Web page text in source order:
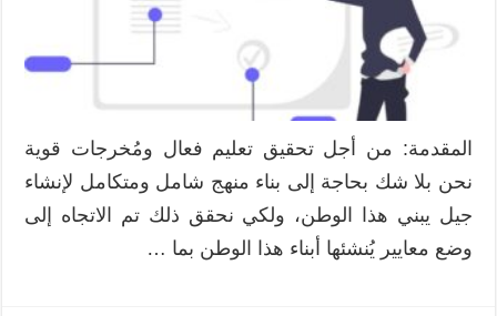
المستويات
المعيارية،
ومواصفات
الصياغة
مغلقة
المقدمة: من أجل تحقيق تعليم فعال ومُخرجات قوية
نحن بلا شك بحاجة إلى بناء منهج شامل ومتكامل لإنشاء
جيل يبني هذا الوطن، ولكي نحقق ذلك تم الاتجاه إلى
وضع معايير يُنشئها أبناء هذا الوطن بما …